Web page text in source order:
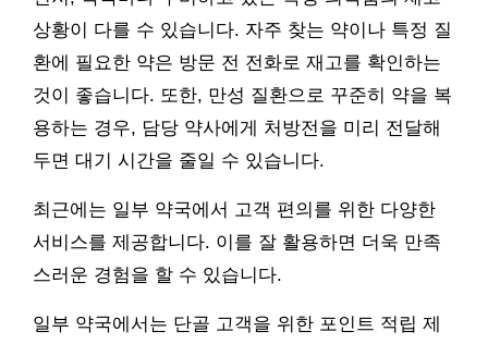
상황이 다를 수 있습니다. 자주 찾는 약이나 특정 질
환에 필요한 약은 방문 전 전화로 재고를 확인하는
것이 좋습니다. 또한, 만성 질환으로 꾸준히 약을 복
용하는 경우, 담당 약사에게 처방전을 미리 전달해
두면 대기 시간을 줄일 수 있습니다.
최근에는 일부 약국에서 고객 편의를 위한 다양한
서비스를 제공합니다. 이를 잘 활용하면 더욱 만족
스러운 경험을 할 수 있습니다.
일부 약국에서는 단골 고객을 위한 포인트 적립 제